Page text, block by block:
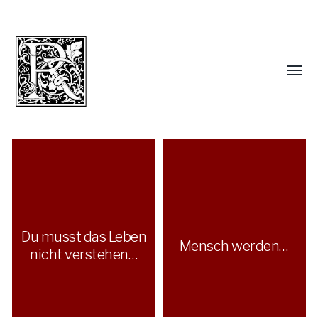
Du musst das Leben
nicht verstehen…
Mensch werden…